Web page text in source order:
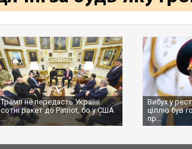
Трамп не передасть Україні
сотні ракет до Patriot, бо у США
...
Вибух у
ціллю був
пр...